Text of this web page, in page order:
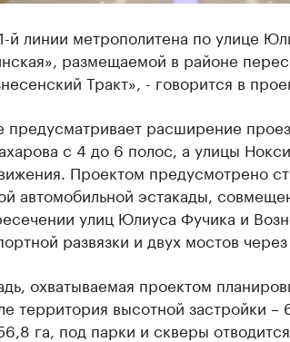
й линии метрополитена по улице
размещаемой в районе
Тракт», - говорится в
предусматривает расширение
с 4 до 6 полос, а улицы
Проектом предусмотрено
автомобильной эстакады,
улиц Юлиуса Фучика и
развязки и двух мостов
охватываемая проектом
территория высотной застройки –
га, под парки и скверы